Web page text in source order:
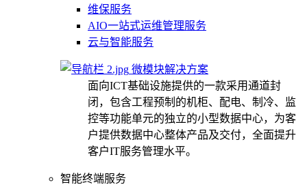
维保服务
AIO一站式运维管理服务
云与智能服务
微模块解决方案
面向ICT基础设施提供的一款采用通道封
闭，包含工程预制的机柜、配电、制冷、监
控等功能单元的独立的小型数据中心，为客
户提供数据中心整体产品及交付，全面提升
客户IT服务管理水平。
智能终端服务